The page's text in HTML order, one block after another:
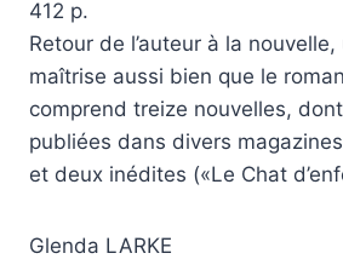
412 p.
Retour de l’auteur à la nouvelle,
maîtrise aussi bien que le
comprend treize nouvelles,
publiées dans divers
et deux inédites («Le Chat
Glenda LARKE